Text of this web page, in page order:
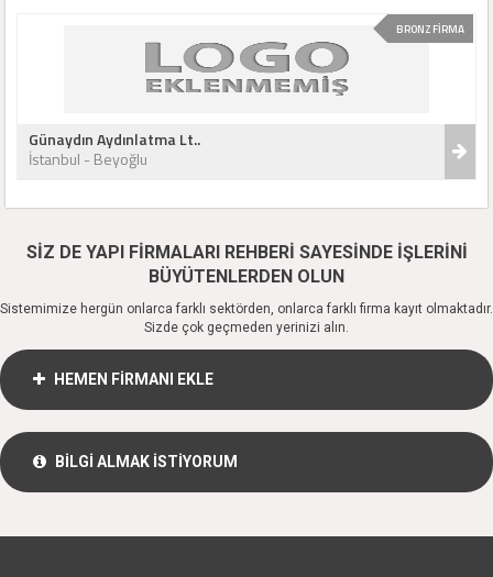
BRONZ FİRMA
Günaydın Aydınlatma Lt..
İstanbul - Beyoğlu
SİZ DE YAPI FİRMALARI REHBERİ SAYESİNDE İŞLERİNİ
BÜYÜTENLERDEN OLUN
Sistemimize hergün onlarca farklı sektörden, onlarca farklı firma kayıt olmaktadır.
Sizde çok geçmeden yerinizi alın.
HEMEN FİRMANI EKLE
BİLGİ ALMAK İSTİYORUM